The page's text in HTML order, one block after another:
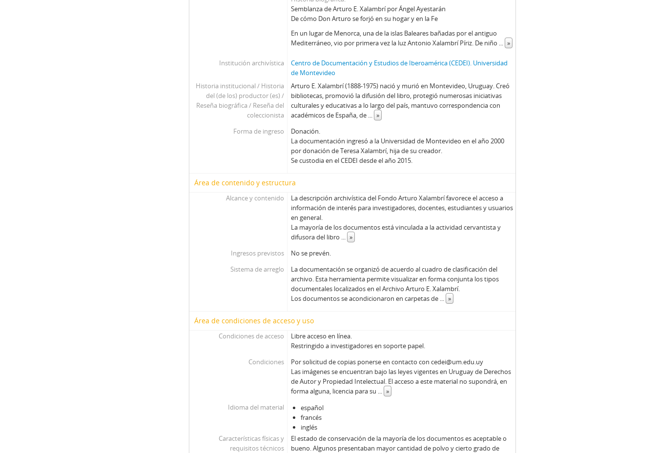
Semblanza de Arturo E. Xalambrí por Ángel Ayestarán
De cómo Don Arturo se forjó en su hogar y en la Fe
En un lugar de Menorca, una de la islas Baleares bañadas por el antiguo
Mediterráneo, vio por primera vez la luz Antonio Xalambrí Píriz. De niño ... »
Institución archivística
Centro de Documentación y Estudios de Iberoamérica (CEDEI). Universidad
de Montevideo
Historia institucional / Historia
del (de los) productor (es) /
Reseña biográfica / Reseña del
coleccionista
Arturo E. Xalambrí (1888-1975) nació y murió en Montevideo, Uruguay. Creó
bibliotecas, promovió la difusión del libro, protegió numerosas iniciativas
culturales y educativas a lo largo del país, mantuvo correspondencia con
académicos de España, de ... »
Forma de ingreso
Donación.
La documentación ingresó a la Universidad de Montevideo en el año 2000
por donación de Teresa Xalambrí, hija de su creador.
Se custodia en el CEDEI desde el año 2015.
Área de contenido y estructura
Alcance y contenido
La descripción archivística del Fondo Arturo Xalambrí favorece el acceso a
información de interés para investigadores, docentes, estudiantes y usuarios
en general.
La mayoría de los documentos está vinculada a la actividad cervantista y
difusora del libro ... »
Ingresos previstos
No se prevén.
Sistema de arreglo
La documentación se organizó de acuerdo al cuadro de clasificación del
archivo. Esta herramienta permite visualizar en forma conjunta los tipos
documentales localizados en el Archivo Arturo E. Xalambrí.
Los documentos se acondicionaron en carpetas de ... »
Área de condiciones de acceso y uso
Condiciones de acceso
Libre acceso en línea.
Restringido a investigadores en soporte papel.
Condiciones
Por solicitud de copias ponerse en contacto con cedei@um.edu.uy
Las imágenes se encuentran bajo las leyes vigentes en Uruguay de Derechos
de Autor y Propiedad Intelectual. El acceso a este material no supondrá, en
forma alguna, licencia para su ... »
Idioma del material
español
francés
inglés
Características físicas y
requisitos técnicos
El estado de conservación de la mayoría de los documentos es aceptable o
bueno. Algunos presentaban mayor cantidad de polvo y cierto grado de